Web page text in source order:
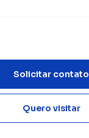
Solicitar contato
Quero visitar